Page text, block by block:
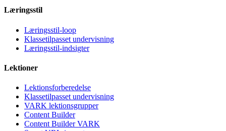
Læringsstil
Læringsstil-loop
Klassetilpasset undervisning
Læringsstil-indsigter
Lektioner
Lektionsforberedelse
Klassetilpasset undervisning
VARK lektionsgrupper
Content Builder
Content Builder VARK